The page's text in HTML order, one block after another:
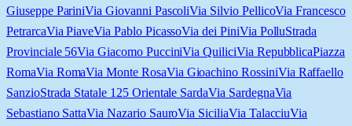
Giuseppe PariniVia Giovanni PascoliVia Silvio PellicoVia Francesco
PetrarcaVia PiaveVia Pablo PicassoVia dei PiniVia PolluStrada
Provinciale 56Via Giacomo PucciniVia QuiliciVia RepubblicaPiazza
RomaVia RomaVia Monte RosaVia Gioachino RossiniVia Raffaello
SanzioStrada Statale 125 Orientale SardaVia SardegnaVia
Sebastiano SattaVia Nazario SauroVia SiciliaVia TalacciuVia